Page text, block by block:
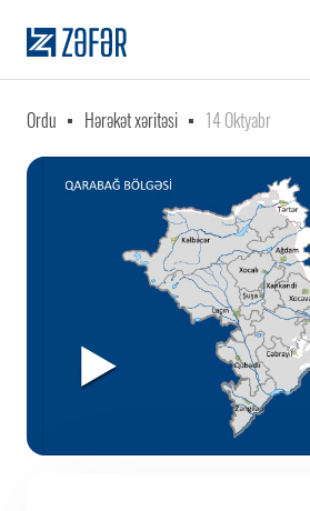
Ordu Hərəkət xəritəsi 14 Oktyabr